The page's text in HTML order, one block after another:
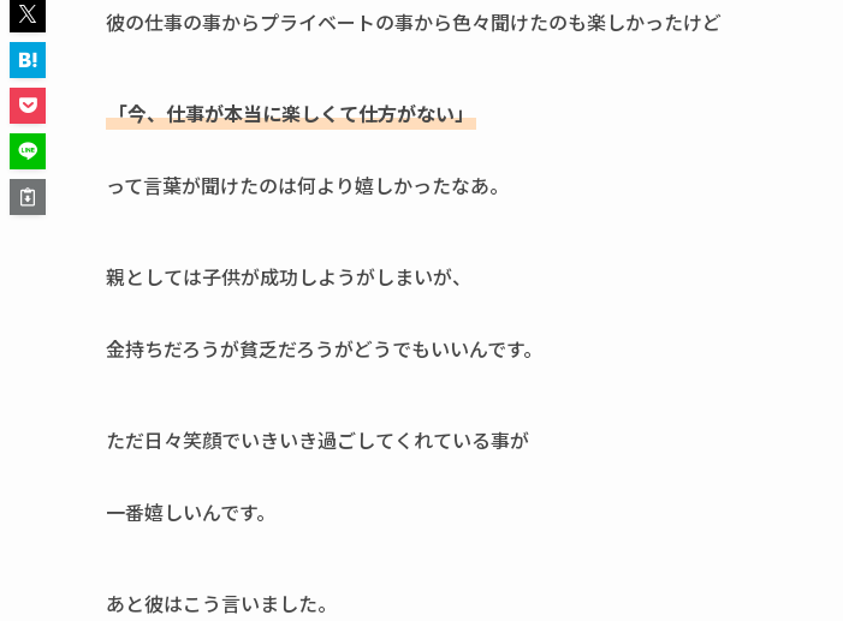
彼の仕事の事からプライベートの事から色々聞けたのも楽しかったけど
「今、仕事が本当に楽しくて仕方がない」
って言葉が聞けたのは何より嬉しかったなあ。
親としては子供が成功しようがしまいが、
金持ちだろうが貧乏だろうがどうでもいいんです。
ただ日々笑顔でいきいき過ごしてくれている事が
一番嬉しいんです。
あと彼はこう言いました。